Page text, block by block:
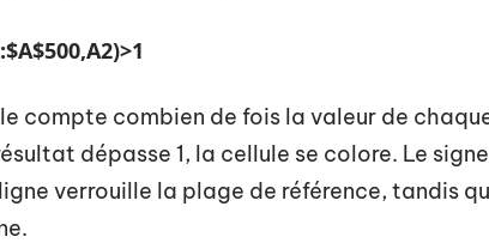
compte combien de fois la valeur de
dépasse 1, la cellule se colore. Le
verrouille la plage de référence, tandis